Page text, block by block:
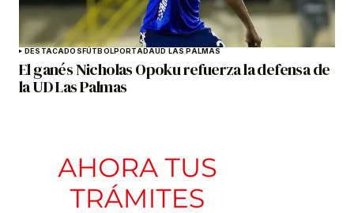
DESTACADOSFÚTBOLPORTADAUD LAS PALMAS
El ganés Nicholas Opoku refuerza la defensa de
la UD Las Palmas